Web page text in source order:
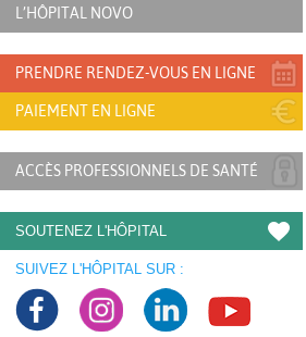
L’HÔPITAL NOVO
PRENDRE RENDEZ-VOUS EN LIGNE
PAIEMENT EN LIGNE
ACCÈS PROFESSIONNELS DE SANTÉ
SOUTENEZ L'HÔPITAL
SUIVEZ L'HÔPITAL SUR :